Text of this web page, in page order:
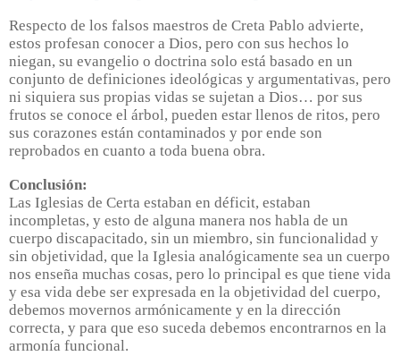
Respecto de los falsos maestros de Creta Pablo advierte,
estos profesan conocer a Dios, pero con sus hechos lo
niegan, su evangelio o doctrina solo está basado en un
conjunto de definiciones ideológicas y argumentativas, pero
ni siquiera sus propias vidas se sujetan a Dios… por sus
frutos se conoce el árbol, pueden estar llenos de ritos, pero
sus corazones están contaminados y por ende son
reprobados en cuanto a toda buena obra.
Conclusión:
Las Iglesias de Certa estaban en déficit, estaban
incompletas, y esto de alguna manera nos habla de un
cuerpo discapacitado, sin un miembro, sin funcionalidad y
sin objetividad, que la Iglesia analógicamente sea un cuerpo
nos enseña muchas cosas, pero lo principal es que tiene vida
y esa vida debe ser expresada en la objetividad del cuerpo,
debemos movernos armónicamente y en la dirección
correcta, y para que eso suceda debemos encontrarnos en la
armonía funcional.